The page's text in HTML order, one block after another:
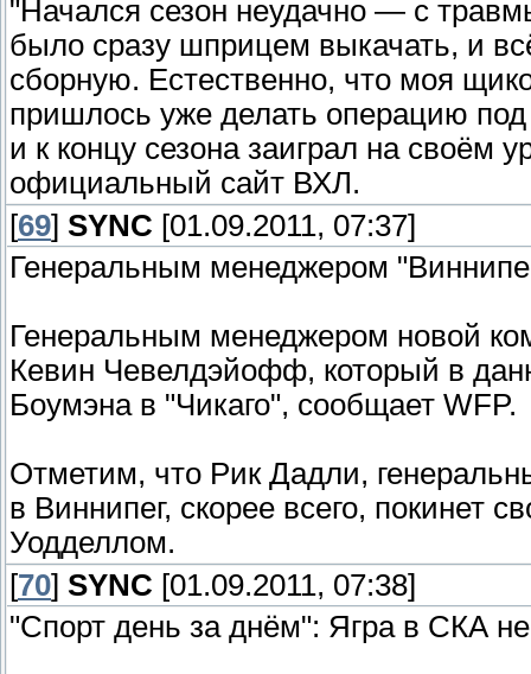
"Начался сезон неудачно — с
было сразу шприцем выкачать, и
сборную. Естественно, что моя
пришлось уже делать операцию
и к концу сезона заиграл на своём
официальный сайт ВХЛ.
[69] SYNC [01.09.2011, 07:37]
Генеральным менеджером
Генеральным менеджером новой
Кевин Чевелдэйофф, который в
Боумэна в "Чикаго", сообщает WFP.
Отметим, что Рик Дадли,
в Виннипег, скорее всего, покинет
Уодделлом.
[70] SYNC [01.09.2011, 07:38]
"Спорт день за днём": Ягра в СКА